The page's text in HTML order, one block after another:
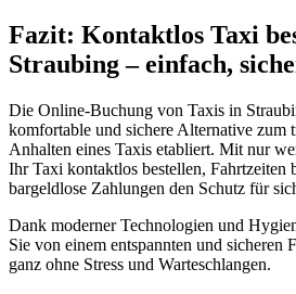
Fazit: Kontaktlos Taxi
Straubing – einfach,
Die Online-Buchung von Taxis in
komfortable und sichere Alternative zum
Anhalten eines Taxis etabliert. Mit nur
Ihr Taxi kontaktlos bestellen, Fahrtzeiten
bargeldlose Zahlungen den Schutz für
Dank moderner Technologien und
Sie von einem entspannten und sicheren
ganz ohne Stress und Warteschlangen.